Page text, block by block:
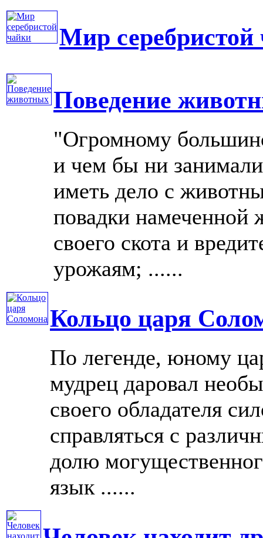
Мир серебристой
Поведение
"Огромному
и чем бы ни
иметь дело с
повадки намеченной
своего скота и
урожаям; ......
Кольцо царя
По легенде, юному
мудрец даровал
своего обладателя
справляться с
долю
язык ......